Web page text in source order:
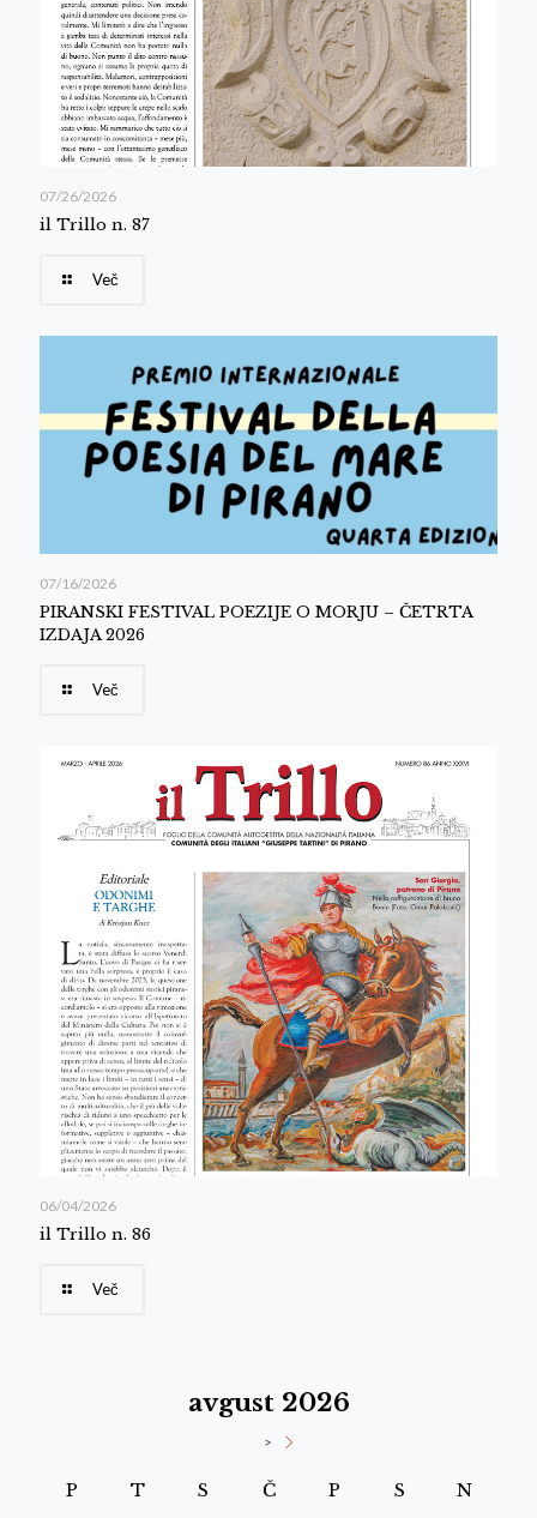
07/26/2026
il Trillo n. 87
Več
07/16/2026
PIRANSKI FESTIVAL POEZIJE O MORJU – ČETRTA
IZDAJA 2026
Več
06/04/2026
il Trillo n. 86
Več
avgust 2026
>
P T S Č P S N